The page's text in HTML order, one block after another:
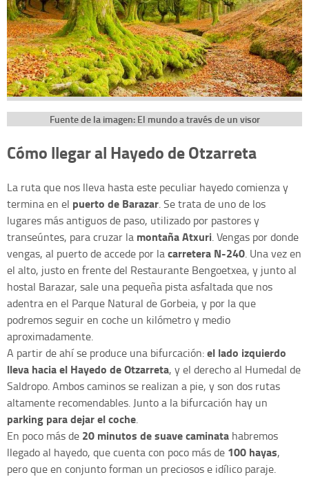
Fuente de la imagen: El mundo a través de un visor
Cómo llegar al Hayedo de Otzarreta
La ruta que nos lleva hasta este peculiar hayedo comienza y
termina en el puerto de Barazar. Se trata de uno de los
lugares más antiguos de paso, utilizado por pastores y
transeúntes, para cruzar la montaña Atxuri. Vengas por donde
vengas, al puerto de accede por lacarretera N-240. Una vez en
el alto, justo en frente del Restaurante Bengoetxea, y junto al
hostal Barazar, sale una pequeña pista asfaltada que nos
adentra en el Parque Natural de Gorbeia, y por la que
podremos seguir en coche un kilómetro y medio
aproximadamente.
A partir de ahí se produce una bifurcación:el lado izquierdo
lleva hacia el Hayedo de Otzarreta, y el derecho al Humedal de
Saldropo. Ambos caminos se realizan a pie, y son dos rutas
altamente recomendables. Junto a la bifurcación hay un
parking para dejar el coche.
En poco más de 20 minutos de suave caminata habremos
llegado al hayedo, que cuenta con poco más de 100 hayas,
pero que en conjunto forman un preciosos e idílico paraje.